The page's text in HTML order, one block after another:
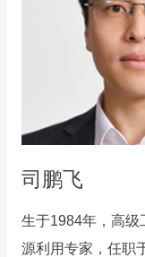
司鹏飞
生于1984年，高级
源利用专家，任职